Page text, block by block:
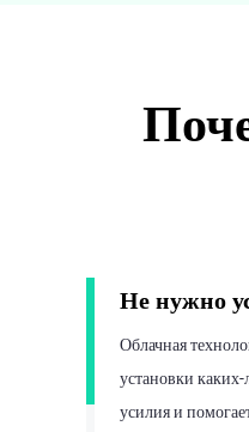
Не нужно
Облачная
установки
усилия и